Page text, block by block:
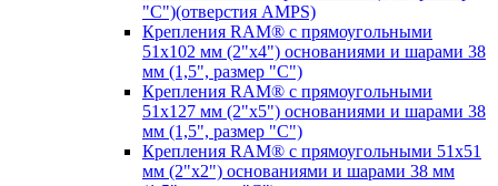
"C")(отверстия AMPS)
Крепления RAM® с прямоугольными
51х102 мм (2"х4") основаниями и шарами 38
мм (1,5", размер "C")
Крепления RAM® с прямоугольными
51х127 мм (2"х5") основаниями и шарами 38
мм (1,5", размер "C")
Крепления RAM® с прямоугольными 51х51
мм (2"х2") основаниями и шарами 38 мм